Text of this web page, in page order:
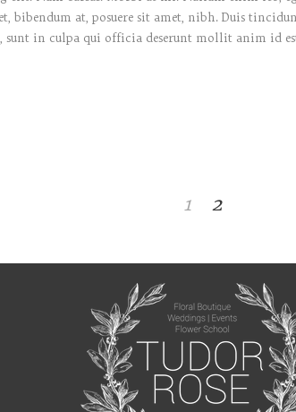
bibendum at, posuere sit amet, nibh. Duis
sunt in culpa qui officia deserunt mollit anim id
1 2